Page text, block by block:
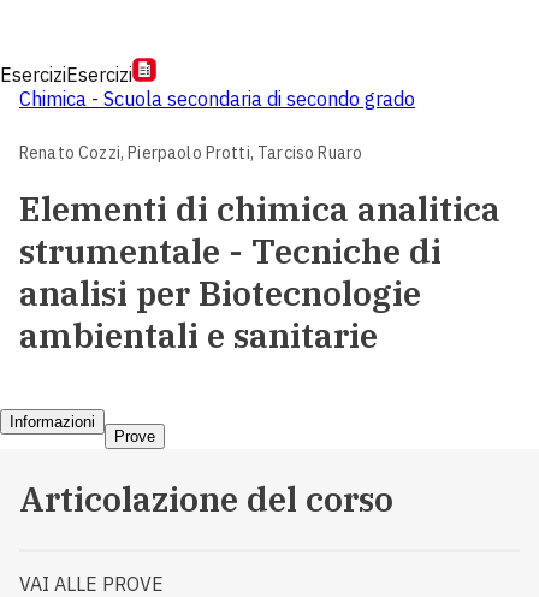
EserciziEsercizi
Chimica - Scuola secondaria di secondo grado
Renato Cozzi,Pierpaolo Protti, Tarciso Ruaro
Elementi di chimica analitica
strumentale - Tecniche di
analisi per Biotecnologie
ambientali e sanitarie
Informazioni
Prove
Articolazione del corso
VAI ALLE PROVE